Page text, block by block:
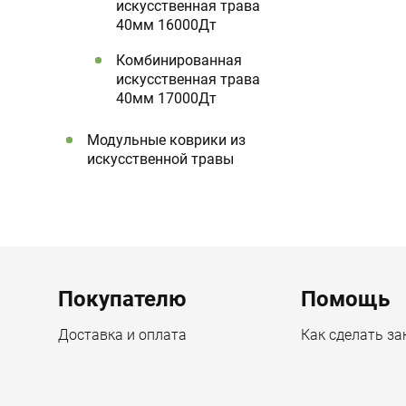
искусственная трава
40мм 16000Дт
Комбинированная
искусственная трава
40мм 17000Дт
Модульные коврики из
искусственной травы
Menu footer
Покупателю
Доставка и оплата
Помощь
Как сделать